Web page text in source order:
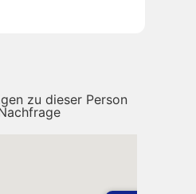
zu dieser Person